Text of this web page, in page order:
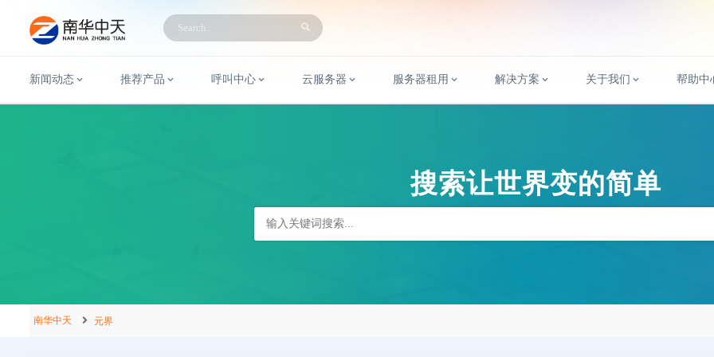
新闻动态 推荐产品 呼叫中心 云服务器 服务器租用 解决方案 关于我们 帮助中
搜索让世界变的简单
南华中天 元界